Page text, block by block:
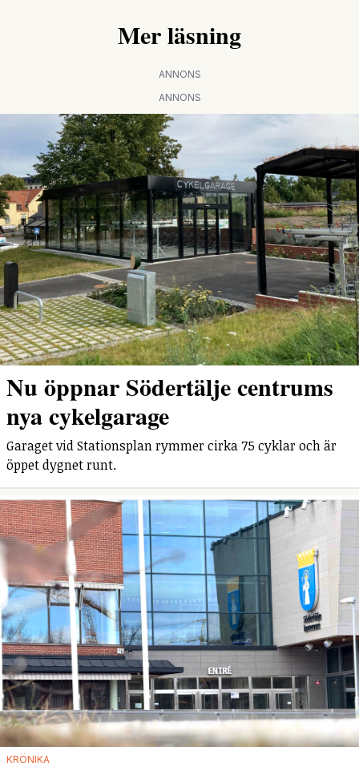
Mer läsning
ANNONS
ANNONS
Nu öppnar Södertälje centrums
nya cykelgarage
Garaget vid Stationsplan rymmer cirka 75 cyklar och är
öppet dygnet runt.
KRÖNIKA